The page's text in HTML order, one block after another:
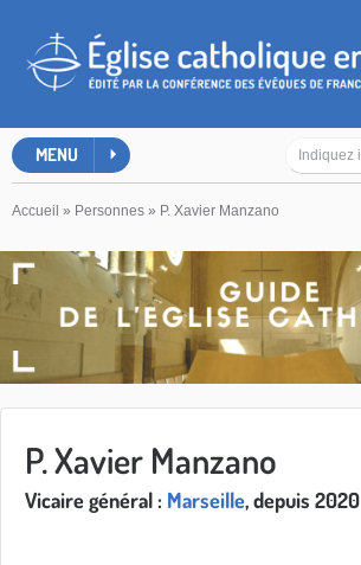
MENU
Accueil » Personnes » P. Xavier Manzano
P. Xavier Manzano
Vicaire général : Marseille, depuis 2020